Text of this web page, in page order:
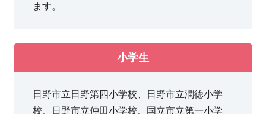
ます。
小学生
日野市立日野第四小学校、日野市立潤徳小学
校、日野市立仲田小学校、国立市立第一小学